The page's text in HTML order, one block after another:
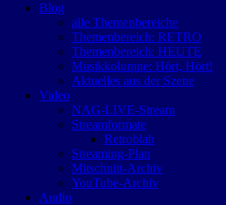
Blog
alle Themenbereiche
Themenbereich: RETRO
Themenbereich: HEUTE
Musikkolumne: Hört, Hört!
Aktuelles aus der Szene
Video
NAG-LIVE-Stream
Streamformate
Retroblah
Streaming-Plan
Mitschnitt-Archiv
YouTube-Archiv
Audio